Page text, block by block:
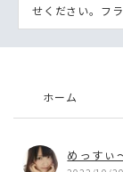
せください。フ
ホーム
めっすぃ